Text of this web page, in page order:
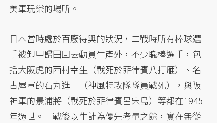
美軍玩樂的場所。
日本當時處於百廢待興的狀況，二戰時所有棒球選
手被卸甲歸田回去動員生產外，不少職棒選手，包
括大阪虎的西村幸生（戰死於菲律賓八打雁）、名
古屋軍的石丸進一（神風特攻隊隊員戰死），與阪
神軍的景浦將（戰死於菲律賓呂宋島）等都在1945
年過世。二戰後以生計為優先考量之餘，實在無從